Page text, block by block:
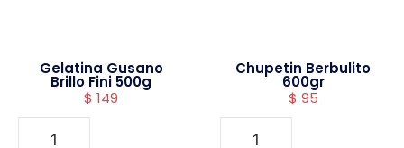
Gelatina Gusano
Brillo Fini 500g
$ 149
Chupetin Berbulito
600gr
$ 95